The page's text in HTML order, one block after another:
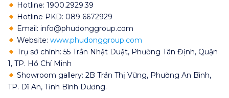
Hotline: 1900.2929.39
Hotline PKD: 089 6672929
Email: info@phudonggroup.com
Website: www.phudonggroup.com
Trụ sở chính: 55 Trần Nhật Duật, Phường Tân Định, Quận
1, TP. Hồ Chí Minh
Showroom gallery: 2B Trần Thị Vững, Phường An Bình,
TP. Dĩ An, Tỉnh Bình Dương.